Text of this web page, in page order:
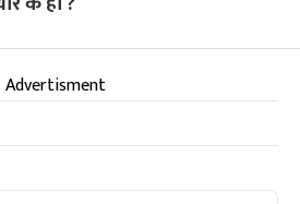
Advertisment